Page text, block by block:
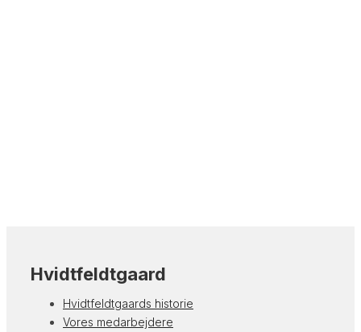
Hvidtfeldtgaard
Hvidtfeldtgaard​s historie
Vores medarbejdere